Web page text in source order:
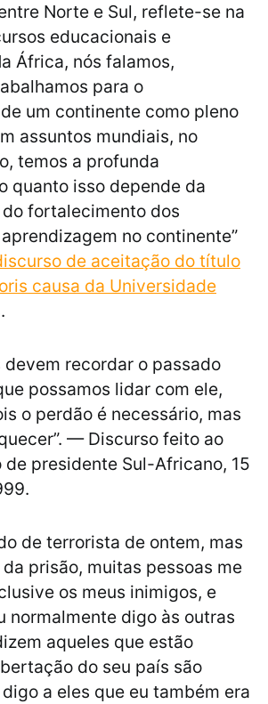
Norte e Sul, reflete-se na
educacionais e
África, nós falamos,
para o
um continente como pleno
assuntos mundiais, no
temos a profunda
quanto isso depende da
fortalecimento dos
no continente”
de aceitação do título
causa da Universidade
devem recordar o passado
possamos lidar com ele,
o perdão é necessário, mas
— Discurso feito ao
de presidente Sul-Africano, 15
de terrorista de ontem, mas
prisão, muitas pessoas me
os meus inimigos, e
normalmente digo às outras
aqueles que estão
do seu país são
a eles que eu também era